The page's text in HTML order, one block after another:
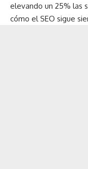
elevando un 25% las
cómo el SEO sigue